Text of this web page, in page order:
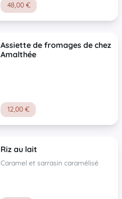
48,00 €
Assiette de fromages de chez
Amalthée
12,00 €
Riz au lait
Caramel et sarrasin caramélisé